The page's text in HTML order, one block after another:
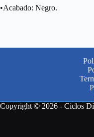
•Acabado: Negro.
Copyright © 2026 - Ciclos